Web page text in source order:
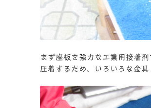
まず座板を強力な工業用接着剤
圧着するため、いろいろな金